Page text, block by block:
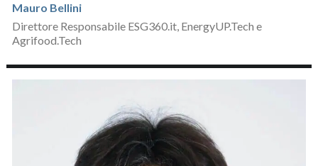
Mauro Bellini
Direttore Responsabile ESG360.it, EnergyUP.Tech e
Agrifood.Tech